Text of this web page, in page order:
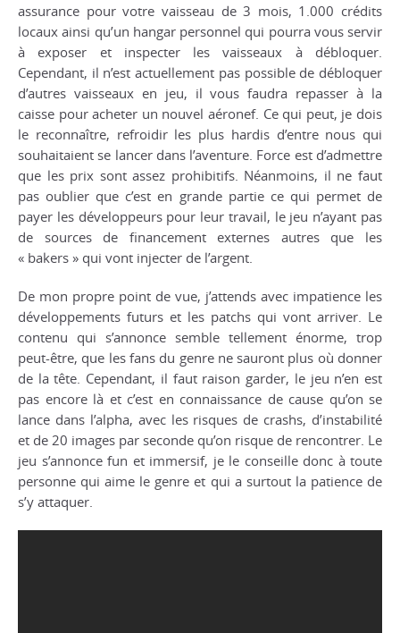
assurance pour votre vaisseau de 3 mois, 1.000 crédits
locaux ainsi qu’un hangar personnel qui pourra vous servir
à exposer et inspecter les vaisseaux à débloquer.
Cependant, il n’est actuellement pas possible de débloquer
d’autres vaisseaux en jeu, il vous faudra repasser à la
caisse pour acheter un nouvel aéronef. Ce qui peut, je dois
le reconnaître, refroidir les plus hardis d’entre nous qui
souhaitaient se lancer dans l’aventure. Force est d’admettre
que les prix sont assez prohibitifs. Néanmoins, il ne faut
pas oublier que c’est en grande partie ce qui permet de
payer les développeurs pour leur travail, le jeu n’ayant pas
de sources de financement externes autres que les
« bakers » qui vont injecter de l’argent.
De mon propre point de vue, j’attends avec impatience les
développements futurs et les patchs qui vont arriver. Le
contenu qui s’annonce semble tellement énorme, trop
peut-être, que les fans du genre ne sauront plus où donner
de la tête. Cependant, il faut raison garder, le jeu n’en est
pas encore là et c’est en connaissance de cause qu’on se
lance dans l’alpha, avec les risques de crashs, d’instabilité
et de 20 images par seconde qu’on risque de rencontrer. Le
jeu s’annonce fun et immersif, je le conseille donc à toute
personne qui aime le genre et qui a surtout la patience de
s’y attaquer.